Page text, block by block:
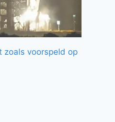
zoals voorspeld op